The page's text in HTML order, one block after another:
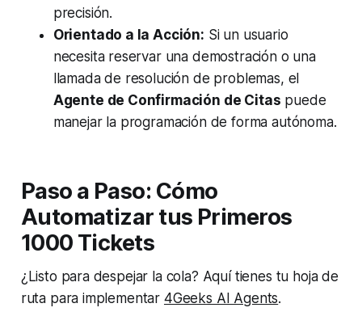
precisión.
Orientado a la Acción: Si un usuario
necesita reservar una demostración o una
llamada de resolución de problemas, el
Agente de Confirmación de Citas puede
manejar la programación de forma autónoma.
Paso a Paso: Cómo
Automatizar tus Primeros
1000 Tickets
¿Listo para despejar la cola? Aquí tienes tu hoja de
ruta para implementar 4Geeks AI Agents.